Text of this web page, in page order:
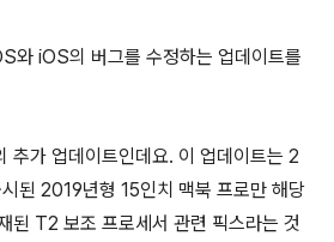
와 iOS의 버그를 수정하는 업데이트를
가 업데이트인데요. 이 업데이트는 2
된 2019년형 15인치 맥북 프로만 해당
된 T2 보조 프로세서 관련 픽스라는 것